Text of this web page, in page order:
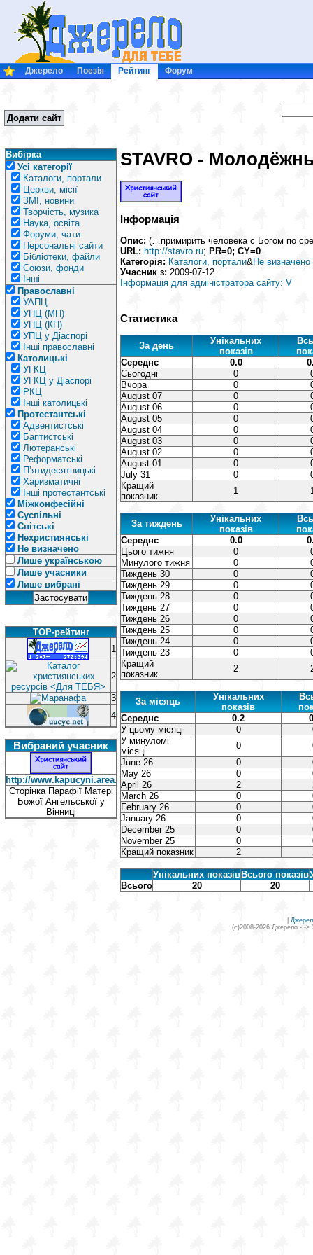
Джерело Поезія Рейтинг Форум
Додати сайт
Вибірка
Усі категорії
Каталоги, портали
Церкви, місії
ЗМІ, новини
Творчість, музика
Наука, освіта
Форуми, чати
Персональні сайти
Бібліотеки, файли
Союзи, фонди
Інші
Православні
УАПЦ
УПЦ (МП)
УПЦ (КП)
УПЦ у Діаспорі
Інші православні
Католицькі
УГКЦ
УГКЦ у Діаспорі
РКЦ
Інші католицькі
Протестантські
Адвентистські
Баптистські
Лютеранські
Реформатські
П’ятидесятницькі
Харизматичні
Інші протестантські
Міжконфесійні
Суспільні
Світські
Нехристиянські
Не визначено
Лише українською
Лише учасники
Лише вибрані
TOP-рейтинг
1
2
3
4
Вибраний учасник
http://www.kapucyni.area.co.il/
Сторінка Парафії Матері
Божої Ангельської у
Вінниці
STAVRO -
Інформація
Опис: (…примирить человека с Богом по
URL: http://stavro.ru; PR=0; CY=0
Категорія: Каталоги, портали&Не визначено
Учасник з: 2009-07-12
Інформація для адміністратора сайту: V
Статистика
За день
Унікальних
показів
Середнє
0.0
Сьогодні
0
Вчора
0
August 07
0
August 06
0
August 05
0
August 04
0
August 03
0
August 02
0
August 01
0
July 31
0
Кращий
показник
1
За тиждень
Унікальних
показів
Середнє
0.0
Цього тижня
0
Минулого тижня
0
Тиждень 30
0
Тиждень 29
0
Тиждень 28
0
Тиждень 27
0
Тиждень 26
0
Тиждень 25
0
Тиждень 24
0
Тиждень 23
0
Кращий
показник
2
За місяць
Унікальних
показів
Середнє
0.2
У цьому місяці
0
У минуломі
місяці
0
June 26
0
May 26
0
April 26
2
March 26
0
February 26
0
January 26
0
December 25
0
November 25
0
Кращий показник
2
Унікальних показів Всього показів
Всього
20 20
(c)2008-2026 Джерело - ->